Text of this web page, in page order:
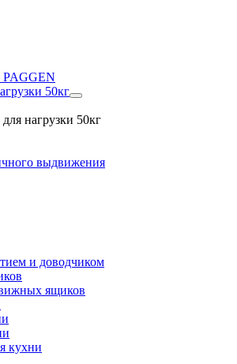
50кг
нагрузки 50кг
выдвижения
и доводчиком
ящиков
кухни